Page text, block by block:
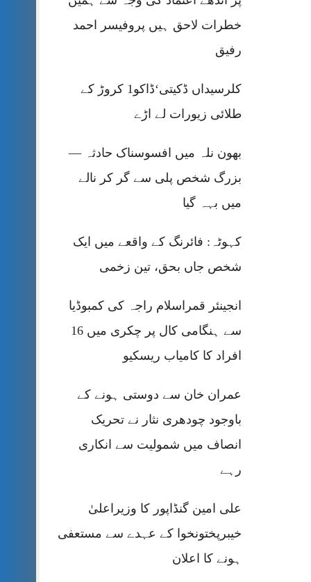
خطرات لاحق ہیں پروفیسر احمد
رفیق
کلرسیداں ڈکیتی‘ڈاکو1 کروڑ کے
طلائی زیورات لے اڑے
بھون نلہ میں افسوسناک حادثہ —
بزرگ شخص پلی سے گر کر نالے
میں بہہ گیا
کہوٹہ: فائرنگ کے واقعے میں ایک
شخص جاں بحق، تین زخمی
انجینئر قمراسلام راجہ کی کمبوڈیا
سے ہنگامی کال پر چکری میں 16
افراد کا کامیاب ریسکیو
عمران خان سے دوستی ہونے کے
باوجود چودھری نثار نے تحریک
انصاف میں شمولیت سے انکاری
رہے
علی امین گنڈاپور کا وزیراعلیٰ
خیبرپختونخوا کے عہدے سے مستعفی
ہونے کا اعلان